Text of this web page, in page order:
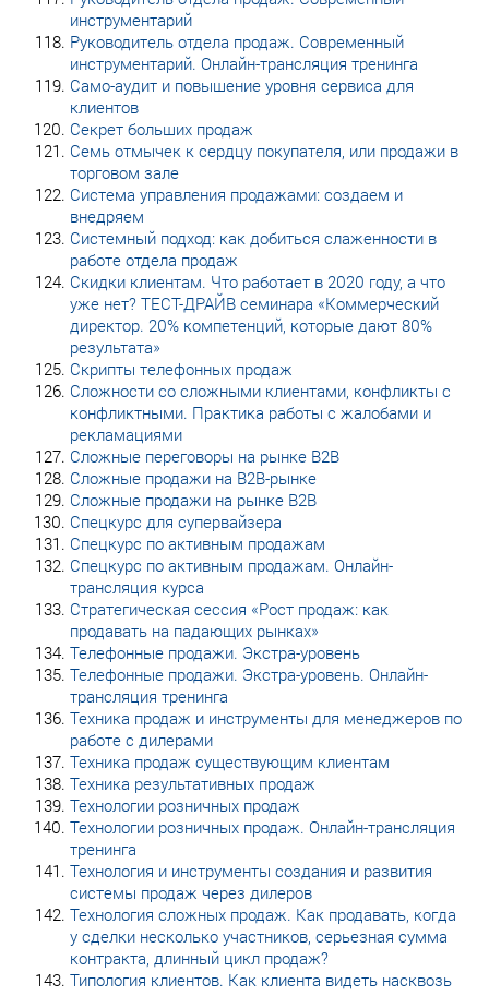
инструментарий
Руководитель отдела продаж. Современный
инструментарий. Онлайн-трансляция тренинга
Само-аудит и повышение уровня сервиса для
клиентов
Секрет больших продаж
Семь отмычек к сердцу покупателя, или продажи в
торговом зале
Система управления продажами: создаем и
внедряем
Системный подход: как добиться слаженности в
работе отдела продаж
Скидки клиентам. Что работает в 2020 году, а что
уже нет? ТЕСТ-ДРАЙВ семинара «Коммерческий
директор. 20% компетенций, которые дают 80%
результата»
Скрипты телефонных продаж
Сложности со сложными клиентами, конфликты с
конфликтными. Практика работы с жалобами и
рекламациями
Сложные переговоры на рынке B2B
Сложные продажи на B2B-рынке
Сложные продажи на рынке B2B
Спецкурс для супервайзера
Спецкурс по активным продажам
Спецкурс по активным продажам. Онлайн-
трансляция курса
Стратегическая сессия «Рост продаж: как
продавать на падающих рынках»
Телефонные продажи. Экстра-уровень
Телефонные продажи. Экстра-уровень. Онлайн-
трансляция тренинга
Техника продаж и инструменты для менеджеров по
работе с дилерами
Техника продаж существующим клиентам
Техника результативных продаж
Технологии розничных продаж
Технологии розничных продаж. Онлайн-трансляция
тренинга
Технология и инструменты создания и развития
системы продаж через дилеров
Технология сложных продаж. Как продавать, когда
у сделки несколько участников, серьезная сумма
контракта, длинный цикл продаж?
Типология клиентов. Как клиента видеть насквозь